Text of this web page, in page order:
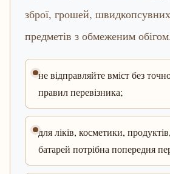
зброї, грошей, швидкопсувних
предметів з обмеженим обігом.
не відправляйте вміст без
правил перевізника;
для ліків, косметики,
батарей потрібна попередня